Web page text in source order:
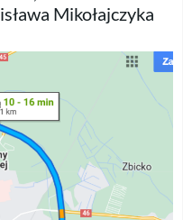
Mikołajczyka